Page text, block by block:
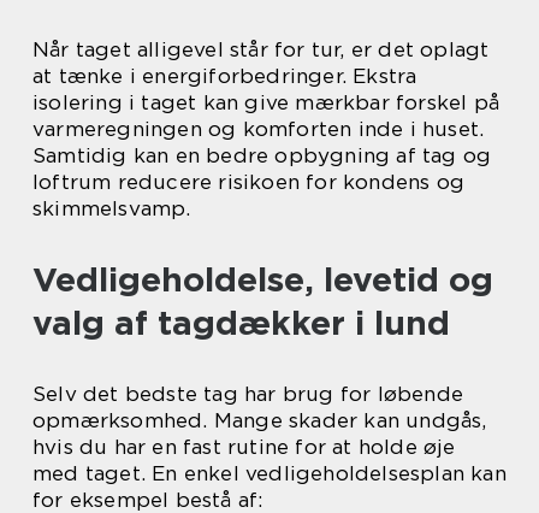
Når taget alligevel står for tur, er det oplagt
at tænke i energiforbedringer. Ekstra
isolering i taget kan give mærkbar forskel på
varmeregningen og komforten inde i huset.
Samtidig kan en bedre opbygning af tag og
loftrum reducere risikoen for kondens og
skimmelsvamp.
Vedligeholdelse, levetid og
valg af tagdækker i lund
Selv det bedste tag har brug for løbende
opmærksomhed. Mange skader kan undgås,
hvis du har en fast rutine for at holde øje
med taget. En enkel vedligeholdelsesplan kan
for eksempel bestå af: